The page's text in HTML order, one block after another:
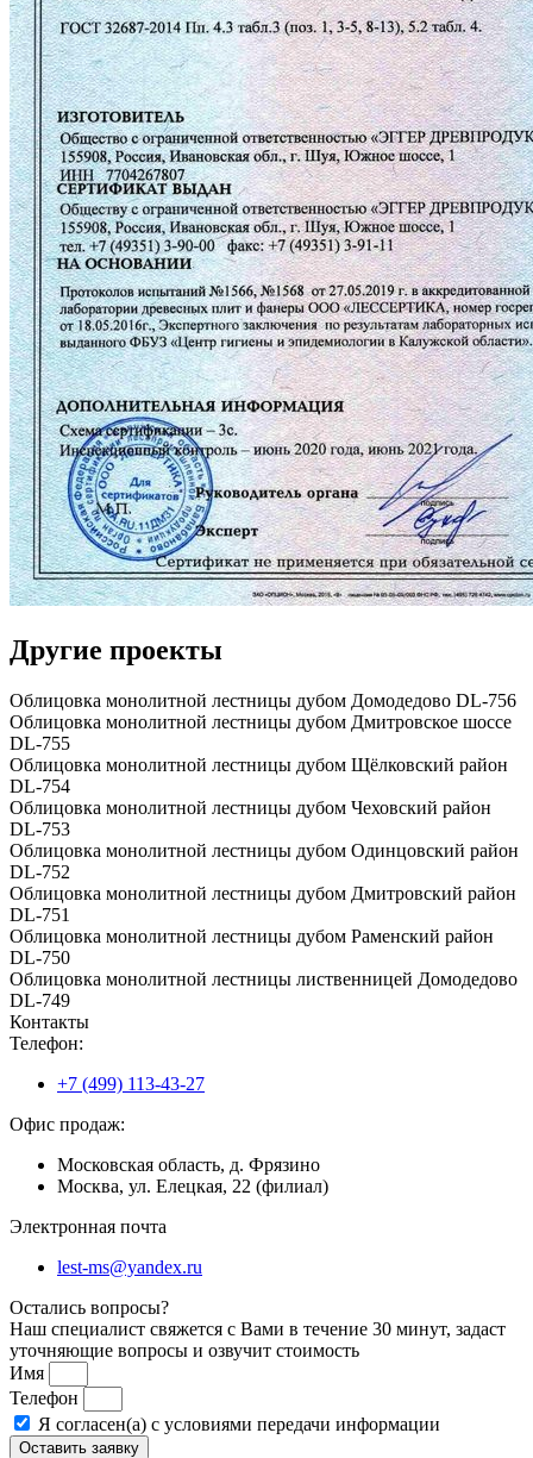
Другие проекты
Облицовка монолитной лестницы дубом Домодедово DL-756
Облицовка монолитной лестницы дубом Дмитровское шоссе
DL-755
Облицовка монолитной лестницы дубом Щёлковский район
DL-754
Облицовка монолитной лестницы дубом Чеховский район
DL-753
Облицовка монолитной лестницы дубом Одинцовский район
DL-752
Облицовка монолитной лестницы дубом Дмитровский район
DL-751
Облицовка монолитной лестницы дубом Раменский район
DL-750
Облицовка монолитной лестницы лиственницей Домодедово
DL-749
Контакты
Телефон:
+7 (499) 113-43-27
Офис продаж:
Московская область, д. Фрязино
Москва, ул. Елецкая, 22 (филиал)
Электронная почта
lest-ms@yandex.ru
Остались вопросы?
Наш специалист свяжется с Вами в течение 30 минут, задаст
уточняющие вопросы и озвучит стоимость
Имя
Телефон
Я согласен(а) с условиями передачи информации
Оставить заявку